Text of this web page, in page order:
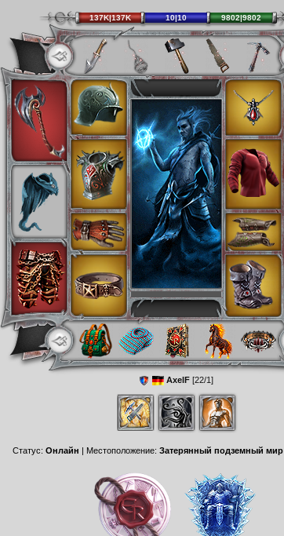
Статус: Онлайн | Местоположение: Затерянный подземный мир
137K|137K 10|10 9802|9802
AxelF [22/1]